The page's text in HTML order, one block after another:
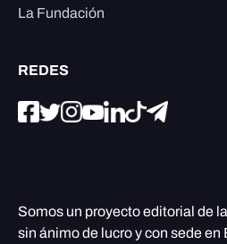
La Fundación
REDES
Somos un proyecto editorial de la
sin ánimo de lucro y con sede en